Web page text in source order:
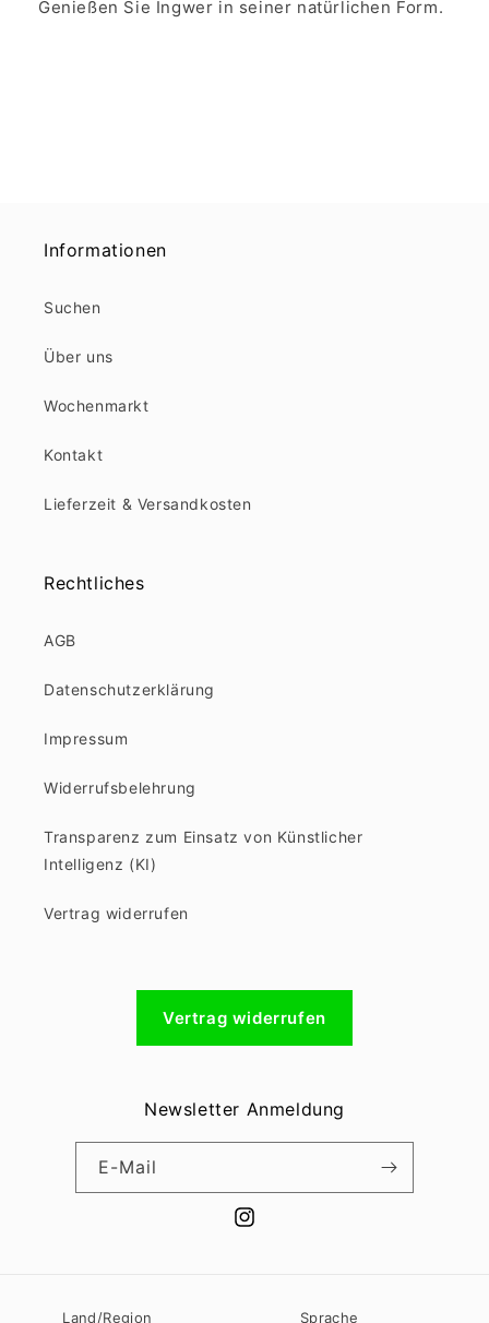
Genießen Sie Ingwer in seiner natürlichen Form.
Informationen
Suchen
Über uns
Wochenmarkt
Kontakt
Lieferzeit & Versandkosten
Rechtliches
AGB
Datenschutzerklärung
Impressum
Widerrufsbelehrung
Transparenz zum Einsatz von Künstlicher
Intelligenz (KI)
Vertrag widerrufen
Vertrag widerrufen
Newsletter Anmeldung
E-Mail
Instagram
Land/Region Sprache